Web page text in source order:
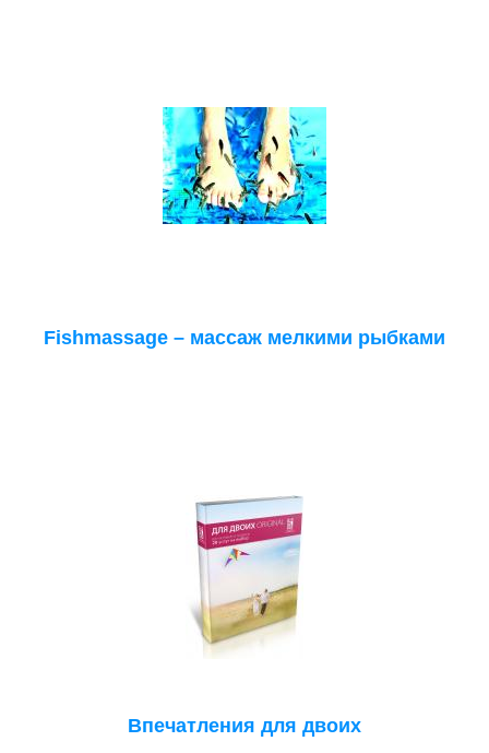
Fishmassage – массаж мелкими рыбками
Впечатления для двоих